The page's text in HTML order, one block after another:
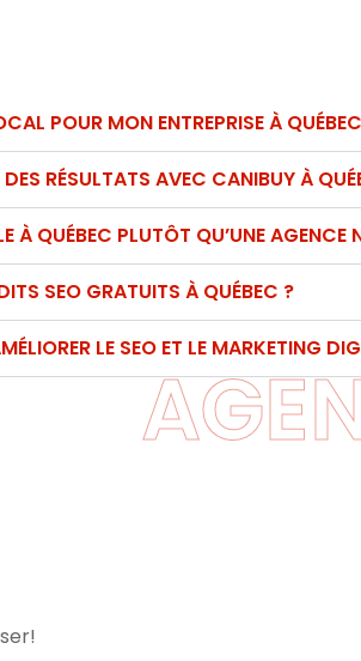
POUR MON ENTREPRISE À
RÉSULTATS AVEC CANIBUY À
À QUÉBEC PLUTÔT QU’UNE AGENCE
SEO GRATUITS À QUÉBEC ?
LE SEO ET LE MARKETING